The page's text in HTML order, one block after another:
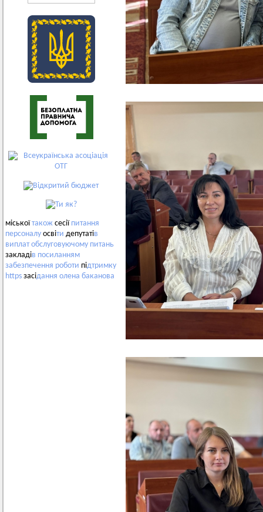
міськоїтакож сесії питання
персоналу освіти депутатів
виплат обслуговуючому питань
закладів посиланням
забезпечення роботи підтримку
https засідання олена баканова